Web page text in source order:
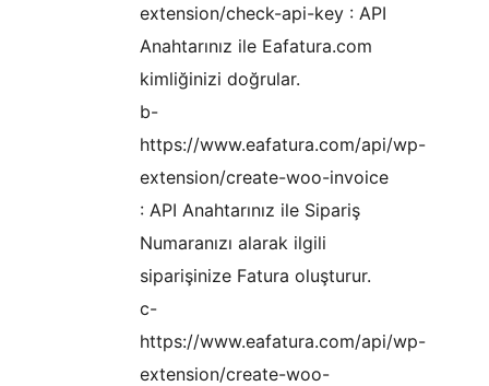
extension/check-api-key : API
Anahtarınız ile Eafatura.com
kimliğinizi doğrular.
b-
https://www.eafatura.com/api/wp-
extension/create-woo-invoice
: API Anahtarınız ile Sipariş
Numaranızı alarak ilgili
siparişinize Fatura oluşturur.
c-
https://www.eafatura.com/api/wp-
extension/create-woo-